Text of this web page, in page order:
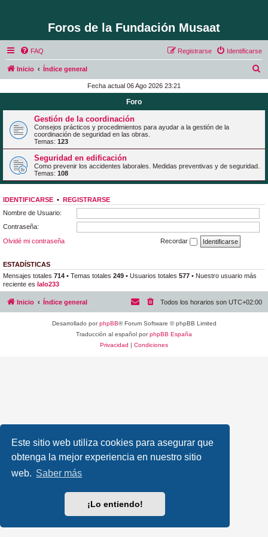
Este sitio web utiliza cookies para asegurar que
obtenga la mejor experiencia en nuestro sitio
web. Saber más
¡Lo entiendo!
Foros de la Fundación Musaat
FAQ Identificarse
Registrarse
Inicio Índice general
c
Fecha actual 06 Ago 2026 23:21
Foro
Gestión de la coordinación
Consejos prácticos y procedimientos para ayudar a la gestión de la
coordinación de seguridad en las obras.
Temas: 123
Seguridad en edificación
Como prevenir los accidentes laborales. Medidas preventivas y de seguridad.
Temas: 108
IDENTIFICARSE • REGISTRARSE
Nombre de Usuario:
Contraseña:
Olvidé mi contraseña
Recordar
ESTADÍSTICAS
Mensajes totales 714 • Temas totales 249 • Usuarios totales 577 • Nuestro usuario más
reciente es lalo233
Inicio Índice general Todos los horarios son UTC+02:00
Desarrollado porphpBB® Forum Software © phpBB Limited
Traducción al español porphpBB España
Privacidad | Condiciones